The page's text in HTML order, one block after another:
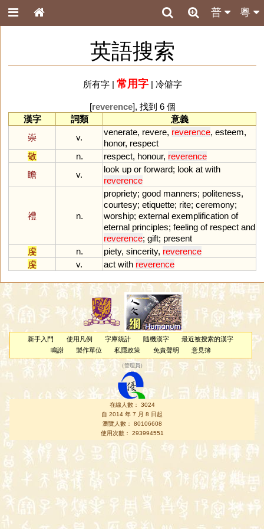
粵
普
英語搜索
所有字| 常用字| 冷僻字
[reverence], 找到 6 個
漢字
詞類
意義
崇
v.
venerate, revere, reverence, esteem,
honor, respect
敬
n. respect, honour, reverence
瞻
v.
look up or forward; look at with
reverence
禮 n.
propriety; good manners; politeness,
courtesy; etiquette; rite; ceremony;
worship; external exemplification of
eternal principles; feeling of respect and
reverence; gift; present
虔
n. piety, sincerity, reverence
虔
v. act with reverence
新手入門 使用凡例 字庫統計 隨機漢字
最近被搜索的漢字
鳴謝
製作單位 私隱政策 免責聲明 意見簿
（管理員 ）
在線人數： 3024
自 2014 年 7 月 8 日起
瀏覽人數： 80106608
使用次數： 293994551